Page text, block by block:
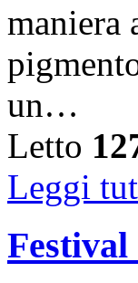
maniera
un…
Letto
Leggi
Festival